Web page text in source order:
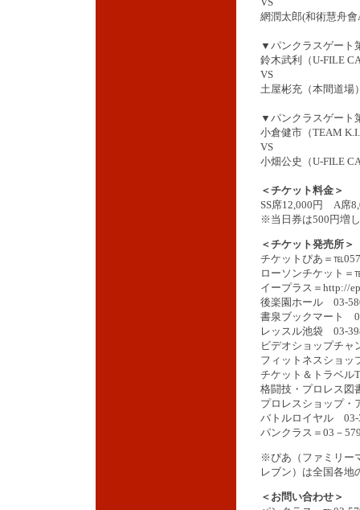
網潤太郎(和術慧舟會
▼パンクラスゲー
鈴木武利（U-FILE
VS
土屋彬充（本間道場
▼パンクラスゲー
小倉健市（TEAM
VS
小畑公史（U-FILE
＜チケット料金＞
SS席12,000円 A席
※当日券は500円増
＜チケット発売所＞
チケットぴあ＝
ローソンチケット
イープラス＝http://
後楽園ホール 03-
書泉ブックマート
レッスル池袋 03-
ビデオショップチ
フィットネスショ
チケット＆トラベ
格闘技・プロレス
プロレスショップ
バトルロイヤル 03-
パンクラス＝03－
※ぴあ（ファミリー
レブン）は全国各地
＜お問い合わせ＞